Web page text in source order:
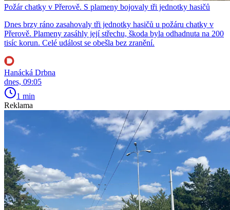
Požár chatky v Přerově. S plameny bojovaly tři jednotky hasičů
Dnes brzy ráno zasahovaly tři jednotky hasičů u požáru chatky v
Přerově. Plameny zasáhly její střechu, škoda byla odhadnuta na 200
tisíc korun. Celé událost se obešla bez zranění.
Hanácká Drbna
dnes, 09:05
1 min
Reklama